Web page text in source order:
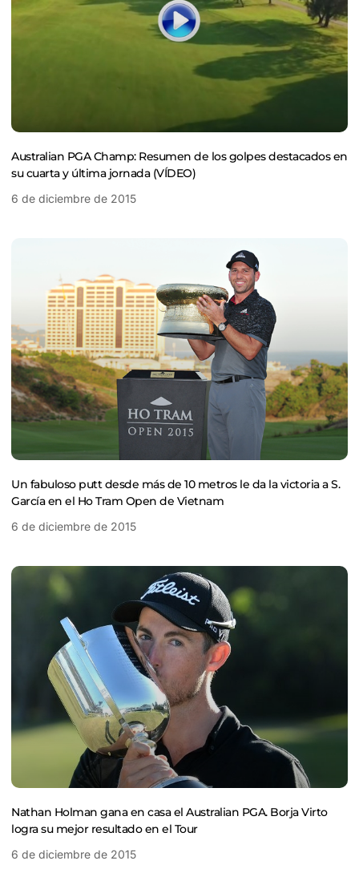
Australian PGA Champ: Resumen de los golpes destacados en
su cuarta y última jornada (VÍDEO)
6 de diciembre de 2015
Un fabuloso putt desde más de 10 metros le da la victoria a S.
García en el Ho Tram Open de Vietnam
6 de diciembre de 2015
Nathan Holman gana en casa el Australian PGA. Borja Virto
logra su mejor resultado en el Tour
6 de diciembre de 2015